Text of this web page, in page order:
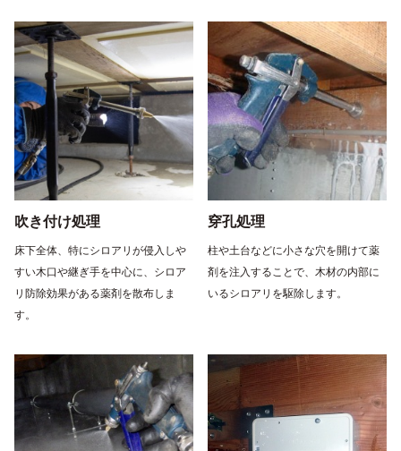
吹き付け処理
床下全体、特にシロアリが侵入しや
すい木口や継ぎ手を中心に、シロア
リ防除効果がある薬剤を散布しま
す。
穿孔処理
柱や土台などに小さな穴を開けて薬
剤を注入することで、木材の内部に
いるシロアリを駆除します。